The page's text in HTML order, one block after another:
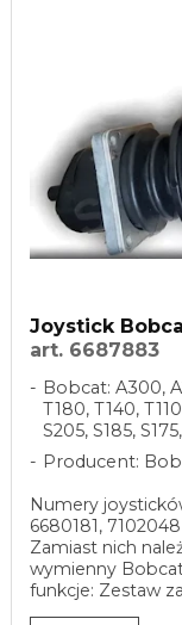
Joystick
art. 6687883
Bobcat: A300,
T180, T140,
S205, S185,
Producent:
Numery
6680181,
Zamiast nich
wymienny Bobcat
funkcje: Zestaw
do ...